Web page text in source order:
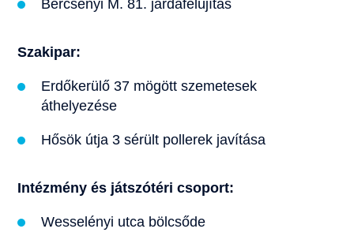
Bercsényi M. 81. járdafelújítás
Szakipar:
Erdőkerülő 37 mögött szemetesek
áthelyezése
Hősök útja 3 sérült pollerek javítása
Intézmény és játszótéri csoport:
Wesselényi utca bölcsőde